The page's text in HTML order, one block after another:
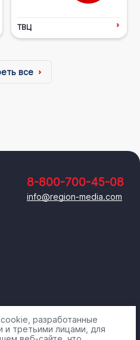
ТВЦ
все
8-800-700-45-08
info@region-media.com
разработанные
и третьими лицами, для